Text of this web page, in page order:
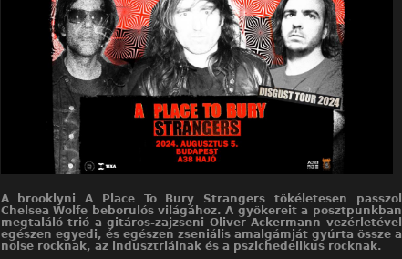
A brooklyni A Place To Bury Strangers tökéletesen passzol
Chelsea Wolfe beborulós világához. A gyökereit a posztpunkban
megtaláló trió a gitáros-zajzseni Oliver Ackermann vezérletével
egészen egyedi, és egészen zseniális amalgámját gyúrta össze a
noise rocknak, az indusztriálnak és a pszichedelikus rocknak.